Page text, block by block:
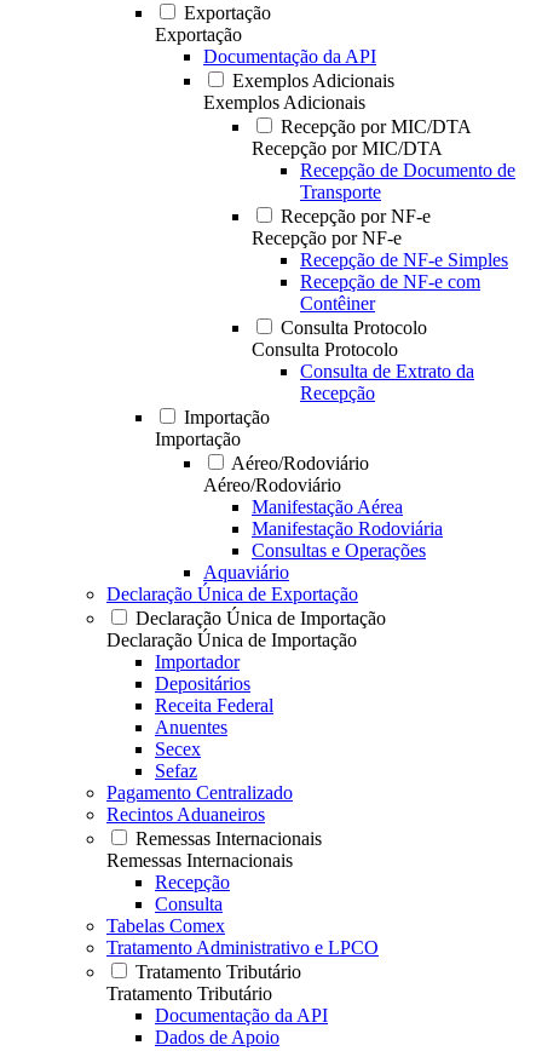
Exportação
Exportação
Documentação da API
Exemplos Adicionais
Exemplos Adicionais
Recepção por MIC/DTA
Recepção por MIC/DTA
Recepção de Documento de
Transporte
Recepção por NF-e
Recepção por NF-e
Recepção de NF-e Simples
Recepção de NF-e com
Contêiner
Consulta Protocolo
Consulta Protocolo
Consulta de Extrato da
Recepção
Importação
Importação
Aéreo/Rodoviário
Aéreo/Rodoviário
Manifestação Aérea
Manifestação Rodoviária
Consultas e Operações
Aquaviário
Declaração Única de Exportação
Declaração Única de Importação
Declaração Única de Importação
Importador
Depositários
Receita Federal
Anuentes
Secex
Sefaz
Pagamento Centralizado
Recintos Aduaneiros
Remessas Internacionais
Remessas Internacionais
Recepção
Consulta
Tabelas Comex
Tratamento Administrativo e LPCO
Tratamento Tributário
Tratamento Tributário
Documentação da API
Dados de Apoio